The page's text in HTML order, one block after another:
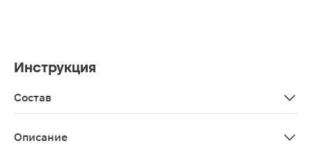
Инструкция
Состав
Описание